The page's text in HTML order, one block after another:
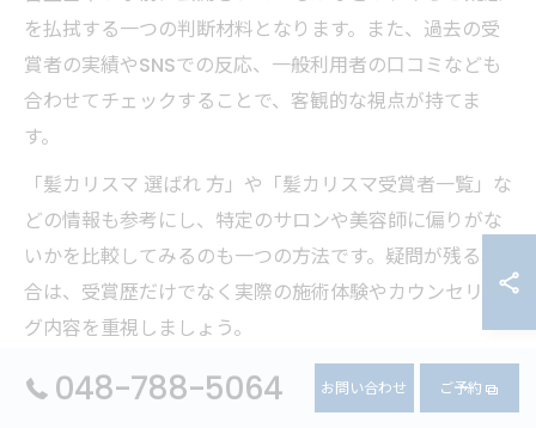
を払拭する一つの判断材料となります。また、過去の受
賞者の実績やSNSでの反応、一般利用者の口コミなども
合わせてチェックすることで、客観的な視点が持てま
す。
「髪カリスマ 選ばれ 方」や「髪カリスマ受賞者一覧」な
どの情報も参考にし、特定のサロンや美容師に偏りがな
いかを比較してみるのも一つの方法です。疑問が残る場
合は、受賞歴だけでなく実際の施術体験やカウンセリン
グ内容を重視しましょう。
美容室カリスマ選出プロセスの透明性とは
048-788-5064 お問い合わせ ご予約